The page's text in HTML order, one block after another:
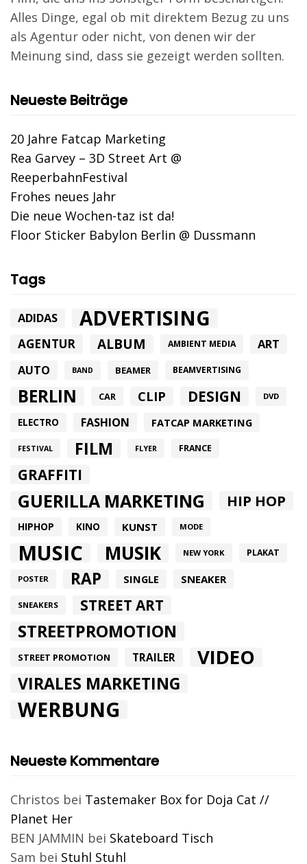
Alles Dinge, egal ob mit direktem Bezug zu uns
als Agentur oder nicht, von denen wir der
Meinung sind, dass sie gezeigt werden sollten.
Neueste Beiträge
20 Jahre Fatcap Marketing
Rea Garvey – 3D Street Art @
ReeperbahnFestival
Frohes neues Jahr
Die neue Wochen-taz ist da!
Floor Sticker Babylon Berlin @ Dussmann
Tags
ADIDAS ADVERTISING
AGENTUR ALBUM AMBIENT MEDIA ART
AUTO BAND BEAMER BEAMVERTISING
BERLIN CAR CLIP DESIGN DVD
ELECTRO FASHION FATCAP MARKETING
FESTIVAL FILM FLYER FRANCE
GRAFFITI
GUERILLA MARKETING HIP HOP
HIPHOP KINO KUNST MODE
MUSIC MUSIK NEW YORK PLAKAT
POSTER RAP SINGLE SNEAKER
SNEAKERS STREET ART
STREETPROMOTION
STREET PROMOTION TRAILER VIDEO
VIRALES MARKETING
WERBUNG
Neueste Kommentare
Christos bei Tastemaker Box for Doja Cat //
Planet Her
BEN JAMMIN bei Skateboard Tisch
Sam bei Stuhl Stuhl